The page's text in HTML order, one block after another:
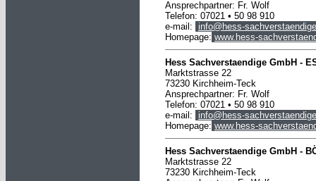
Ansprechpartner: Fr. Wolf
Telefon: 07021 • 50 98 910
e-mail:
info@hess-
Homepage: www.hess-
Hess Sachverstaendige GmbH -
Marktstrasse 22
73230 Kirchheim-Teck
Ansprechpartner: Fr. Wolf
Telefon: 07021 • 50 98 910
e-mail:
info@hess-
Homepage: www.hess-
Hess Sachverstaendige GmbH -
Marktstrasse 22
73230 Kirchheim-Teck